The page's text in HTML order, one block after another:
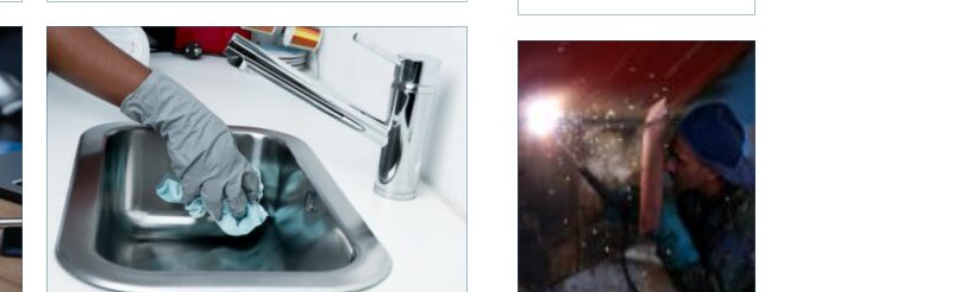
fødevareproduktion,
pharma og marine. Når
tanke ikke bliver gjort
ordentli...